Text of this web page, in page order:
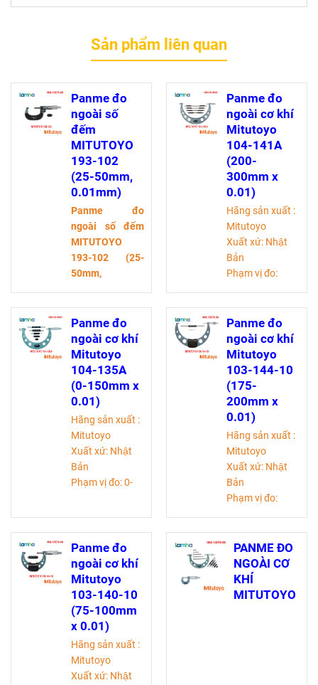
Sản phẩm liên quan
Panme đo
ngoài số
đếm
MITUTOYO
193-102
(25-50mm,
0.01mm)
Panme đo
ngoài số đếm
MITUTOYO
193-102 (25-
50mm,
thiết bị đo cơ khí
chính xác được
sử dụng để đo
độ dài, đường
kính bên ngoài
của các các chi
tiết, độ dày vật
liệu trong các
ngành kỹ thuật.
Panme đo
ngoài cơ khí
Mitutoyo
104-141A
(200-
300mm x
0.01)
Hãng sản xuất :
Mitutoyo
Xuất xứ: Nhật
Bản
Phạm vị đo:
Độ chia:0,01mm
Độ chính
xác: ±8 micromet
Panme đo
ngoài cơ khí
Mitutoyo
104-135A
(0-150mm x
0.01)
Hãng sản xuất :
Mitutoyo
Xuất xứ: Nhật
Bản
Phạm vị đo: 0-
Độ chính
xác: ±6 micromet
Panme đo
ngoài cơ khí
Mitutoyo
103-144-10
(175-
200mm x
0.01)
Hãng sản xuất :
Mitutoyo
Xuất xứ: Nhật
Bản
Phạm vị đo:
Độ chia:0,01mm
Độ chính
xác: ±4 micromet
Panme đo
ngoài cơ khí
Mitutoyo
103-140-10
(75-100mm
x 0.01)
Hãng sản xuất :
Mitutoyo
Xuất xứ: Nhật
PANME ĐO
NGOÀI CƠ
KHÍ
MITUTOYO